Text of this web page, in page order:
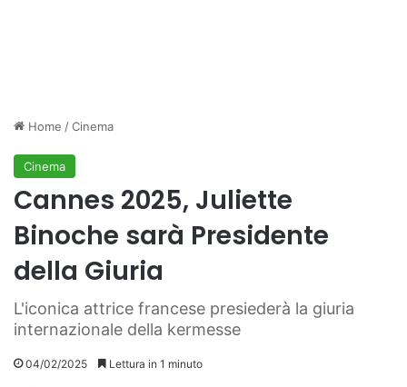
Home /Cinema
Cinema
Cannes 2025, Juliette
Binoche sarà Presidente
della Giuria
L'iconica attrice francese presiederà la giuria
internazionale della kermesse
04/02/2025 Lettura in 1 minuto